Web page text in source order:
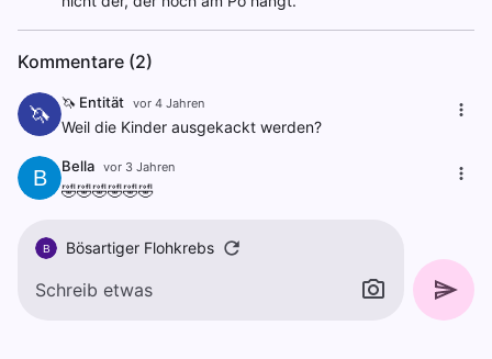
Kommentare (2)
🦄 🦄 Entität vor 4 Jahren
Weil die Kinder ausgekackt werden?
B Bella vor 3 Jahren
🤣🤣🤣🤣🤣🤣
B Bösartiger Flohkrebs